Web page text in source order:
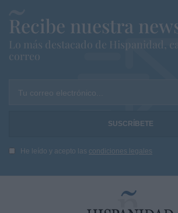
Recibe nuestra
Lo más destacado de Hispanidad,
correo
Tu correo electrónico...
He leído y acepto las condiciones legales